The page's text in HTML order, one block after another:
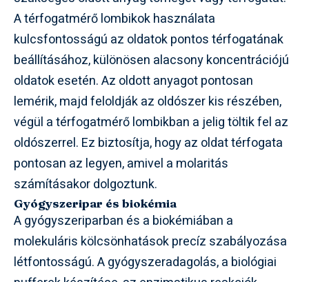
A térfogatmérő lombikok használata
kulcsfontosságú az oldatok pontos térfogatának
beállításához, különösen alacsony koncentrációjú
oldatok esetén. Az oldott anyagot pontosan
lemérik, majd feloldják az oldószer kis részében,
végül a térfogatmérő lombikban a jelig töltik fel az
oldószerrel. Ez biztosítja, hogy az oldat térfogata
pontosan az legyen, amivel a molaritás
számításakor dolgoztunk.
Gyógyszeripar és biokémia
A gyógyszeriparban és a biokémiában a
molekuláris kölcsönhatások precíz szabályozása
létfontosságú. A gyógyszeradagolás, a biológiai